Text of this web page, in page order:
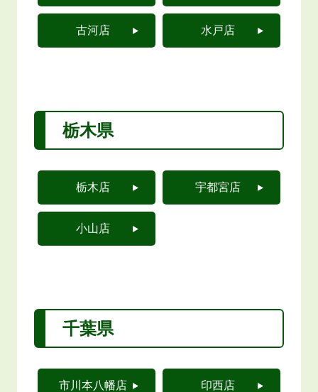
古河店 水戸店
栃木県
栃木店 宇都宮店
小山店
千葉県
市川本八幡店 印西店